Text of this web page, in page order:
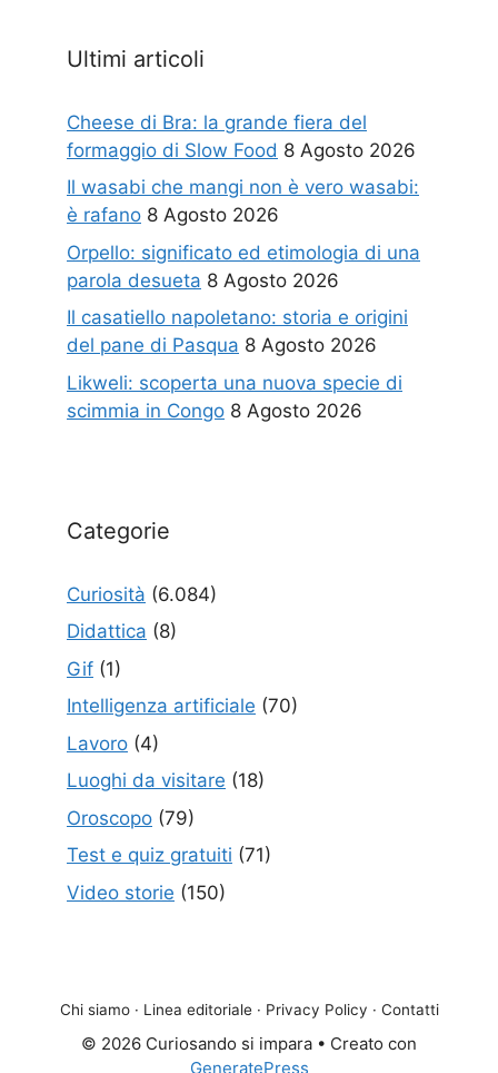
Ultimi articoli
Cheese di Bra: la grande fiera del
formaggio di Slow Food 8 Agosto 2026
Il wasabi che mangi non è vero wasabi:
è rafano 8 Agosto 2026
Orpello: significato ed etimologia di una
parola desueta 8 Agosto 2026
Il casatiello napoletano: storia e origini
del pane di Pasqua 8 Agosto 2026
Likweli: scoperta una nuova specie di
scimmia in Congo 8 Agosto 2026
Categorie
Curiosità (6.084)
Didattica (8)
Gif (1)
Intelligenza artificiale (70)
Lavoro (4)
Luoghi da visitare (18)
Oroscopo (79)
Test e quiz gratuiti (71)
Video storie (150)
Chi siamo · Linea editoriale · Privacy Policy · Contatti
© 2026 Curiosando si impara • Creato con
GeneratePress